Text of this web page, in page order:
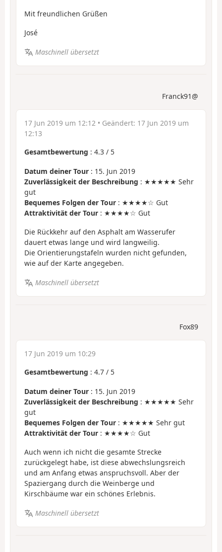
Mit freundlichen Grüßen
José
Maschinell übersetzt
Franck91@
17 Jun 2019 um 12:12 • Geändert: 17 Jun 2019 um
12:13
Gesamtbewertung : 4.3 / 5
Datum deiner Tour : 15. Jun 2019
Zuverlässigkeit der Beschreibung : ★★★★★ Sehr
gut
Bequemes Folgen der Tour : ★★★★☆ Gut
Attraktivität der Tour : ★★★★☆ Gut
Die Rückkehr auf den Asphalt am Wasserufer
dauert etwas lange und wird langweilig.
Die Orientierungstafeln wurden nicht gefunden,
wie auf der Karte angegeben.
Maschinell übersetzt
Fox89
17 Jun 2019 um 10:29
Gesamtbewertung : 4.7 / 5
Datum deiner Tour : 15. Jun 2019
Zuverlässigkeit der Beschreibung : ★★★★★ Sehr
gut
Bequemes Folgen der Tour : ★★★★★ Sehr gut
Attraktivität der Tour : ★★★★☆ Gut
Auch wenn ich nicht die gesamte Strecke
zurückgelegt habe, ist diese abwechslungsreich
und am Anfang etwas anspruchsvoll. Aber der
Spaziergang durch die Weinberge und
Kirschbäume war ein schönes Erlebnis.
Maschinell übersetzt